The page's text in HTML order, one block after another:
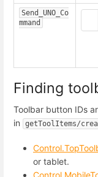
Send_UNO_Co
mmand
Finding
Toolbar button IDs
in
getToolItems/
or tablet.